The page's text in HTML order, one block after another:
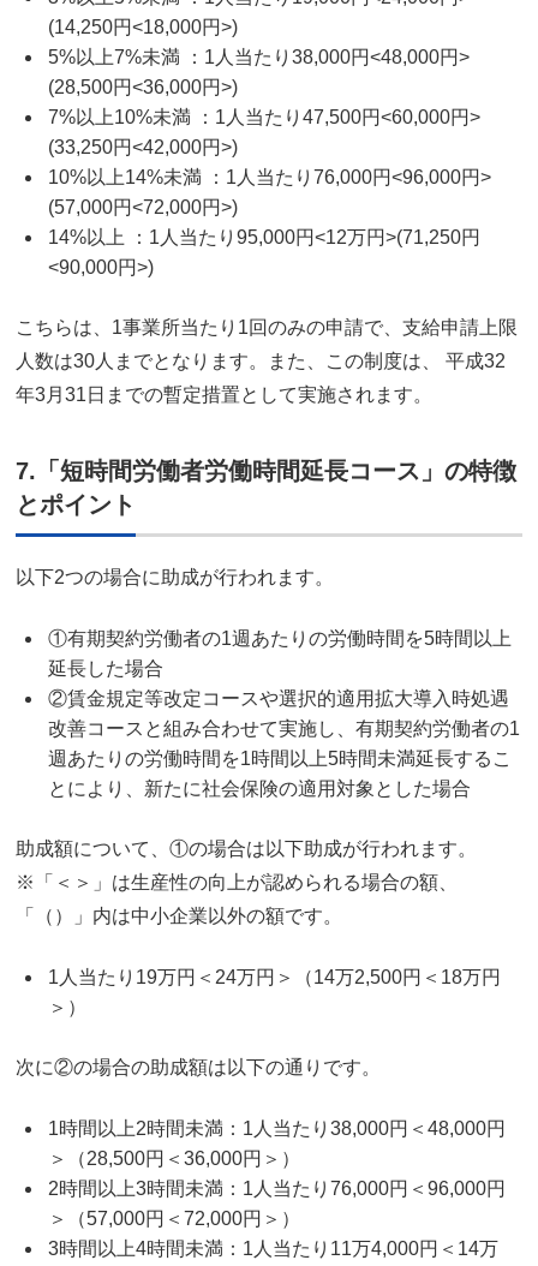
(14,250円<18,000円>)
5%以上7%未満 ：1人当たり38,000円<48,000円>
(28,500円<36,000円>)
7%以上10%未満 ：1人当たり47,500円<60,000円>
(33,250円<42,000円>)
10%以上14%未満 ：1人当たり76,000円<96,000円>
(57,000円<72,000円>)
14%以上 ：1人当たり95,000円<12万円>(71,250円
<90,000円>)
こちらは、1事業所当たり1回のみの申請で、支給申請上限
人数は30人までとなります。また、この制度は、 平成32
年3月31日までの暫定措置として実施されます。
7.「短時間労働者労働時間延長コース」の特徴
とポイント
以下2つの場合に助成が行われます。
①有期契約労働者の1週あたりの労働時間を5時間以上
延長した場合
②賃金規定等改定コースや選択的適用拡大導入時処遇
改善コースと組み合わせて実施し、有期契約労働者の1
週あたりの労働時間を1時間以上5時間未満延長するこ
とにより、新たに社会保険の適用対象とした場合
助成額について、①の場合は以下助成が行われます。
※「＜＞」は生産性の向上が認められる場合の額、
「（）」内は中小企業以外の額です。
1人当たり19万円＜24万円＞（14万2,500円＜18万円
＞）
次に②の場合の助成額は以下の通りです。
1時間以上2時間未満：1人当たり38,000円＜48,000円
＞（28,500円＜36,000円＞）
2時間以上3時間未満：1人当たり76,000円＜96,000円
＞（57,000円＜72,000円＞）
3時間以上4時間未満：1人当たり11万4,000円＜14万